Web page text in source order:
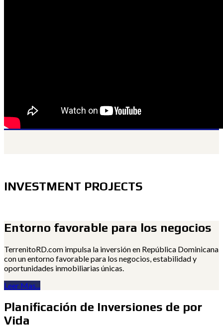
INVESTMENT PROJECTS
Entorno favorable para los negocios
TerrenitoRD.com impulsa la inversión en República Dominicana
con un entorno favorable para los negocios, estabilidad y
oportunidades inmobiliarias únicas.
Leer Mas...
Planificación de Inversiones de por
Vida